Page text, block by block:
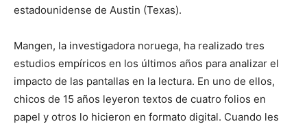
estadounidense de Austin (Texas).
Mangen, la investigadora noruega, ha realizado tres
estudios empíricos en los últimos años para analizar el
impacto de las pantallas en la lectura. En uno de ellos,
chicos de 15 años leyeron textos de cuatro folios en
papel y otros lo hicieron en formato digital. Cuando les